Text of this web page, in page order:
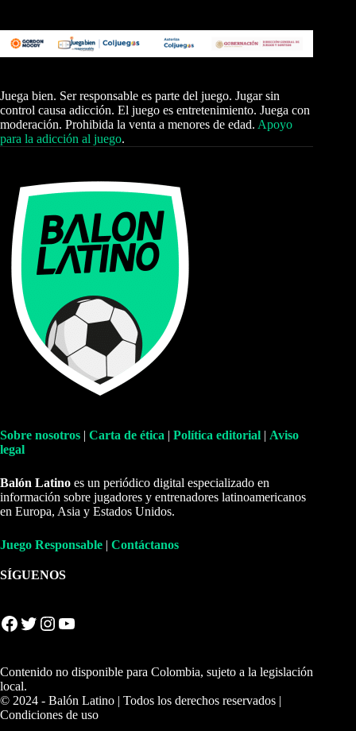
Juega bien. Ser responsable es parte del juego. Jugar sin
control causa adicción. El juego es entretenimiento. Juega con
moderación. Prohibida la venta a menores de edad. Apoyo
para la adicción al juego.
Sobre nosotros | Carta de ética | Política editorial | Aviso
legal
Balón Latino es un periódico digital especializado en
información sobre jugadores y entrenadores latinoamericanos
en Europa, Asia y Estados Unidos.
Juego Responsable | Contáctanos
SÍGUENOS
Facebook Twitter Instagram YouTube
Contenido no disponible para Colombia, sujeto a la legislación
local.
© 2024 - Balón Latino | Todos los derechos reservados |
Condiciones de uso